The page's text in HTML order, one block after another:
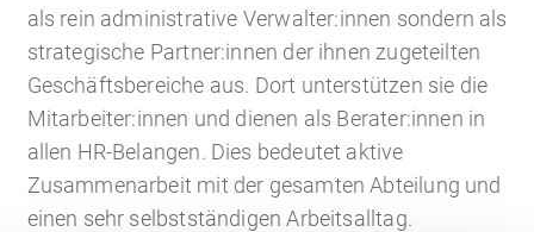
als rein administrative Verwalter:innen sondern als
strategische Partner:innen der ihnen zugeteilten
Geschäftsbereiche aus. Dort unterstützen sie die
Mitarbeiter:innen und dienen als Berater:innen in
allen HR-Belangen. Dies bedeutet aktive
Zusammenarbeit mit der gesamten Abteilung und
einen sehr selbstständigen Arbeitsalltag.